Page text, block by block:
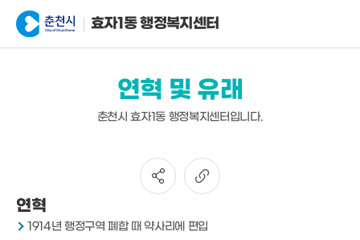
효자1동 행정복지센터
연혁 및 유래
춘천시 효자1동 행정복지센터입니다.
연혁
1914년 행정구역 폐합 때 약사리에 편입